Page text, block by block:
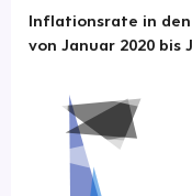
Inflationsrate in den
von Januar 2020 bis